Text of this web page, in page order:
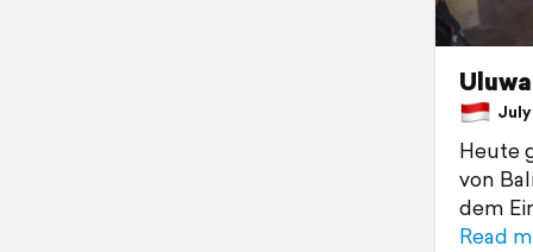
July
Heute
von
dem
Read